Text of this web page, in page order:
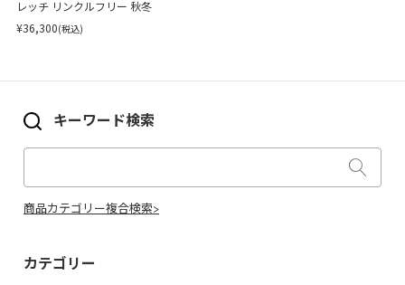
レッチ リンクルフリー 秋冬
¥36,300(税込)
キーワード検索
商品カテゴリー複合検索>
カテゴリー